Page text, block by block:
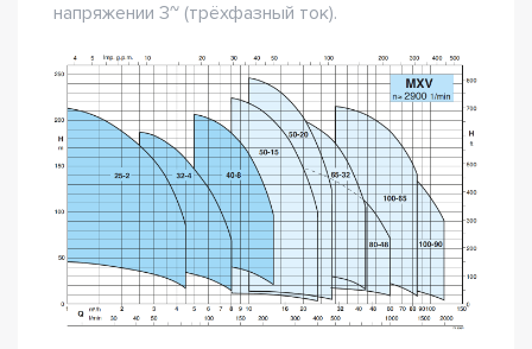
напряжении 3~ (трёхфазный ток).